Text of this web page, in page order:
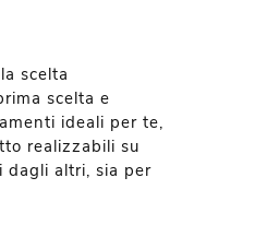
scelta
scelta e
ideali per te,
realizzabili su
dagli altri, sia per